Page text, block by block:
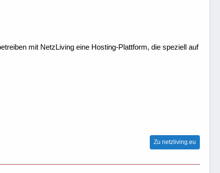
mit NetzLiving eine Hosting-Plattform, die speziell auf
Zu netzliving.eu